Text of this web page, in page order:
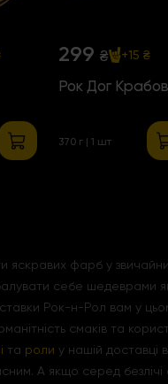
299 ₴ +15 ₴
Рок Дог
370 г | 1 шт
яскравих фарб у
себе шедеврами
Рок-н-Рол вам у
смаків та
та роли у нашій доставці
А якщо серед безлічі